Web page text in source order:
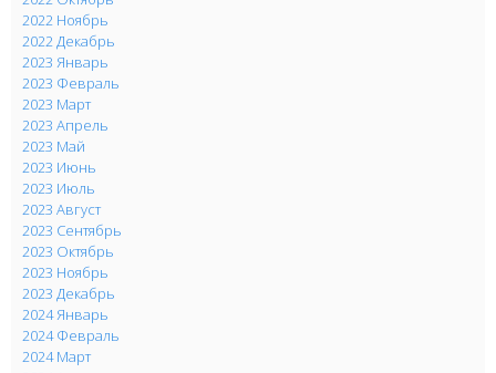
2022 Ноябрь
2022 Декабрь
2023 Январь
2023 Февраль
2023 Март
2023 Апрель
2023 Май
2023 Июнь
2023 Июль
2023 Август
2023 Сентябрь
2023 Октябрь
2023 Ноябрь
2023 Декабрь
2024 Январь
2024 Февраль
2024 Март